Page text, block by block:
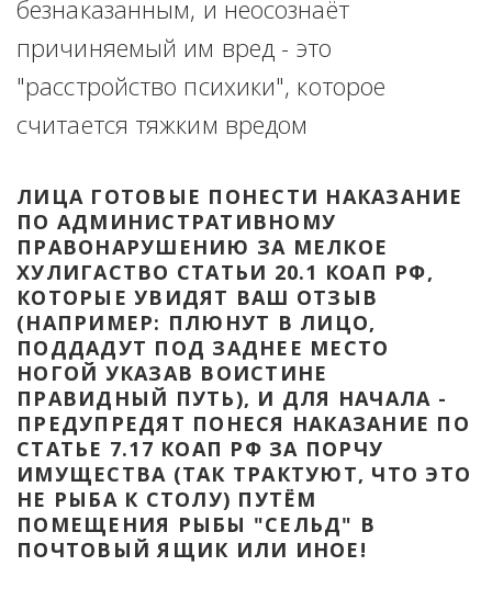
безнаказанным, и неосознаёт
причиняемый им вред - это
"расстройство психики", которое
считается тяжким вредом
ЛИЦА ГОТОВЫЕ ПОНЕСТИ НАКАЗАНИЕ
ПО АДМИНИСТРАТИВНОМУ
ПРАВОНАРУШЕНИЮ ЗА МЕЛКОЕ
ХУЛИГАСТВО СТАТЬИ 20.1 КОАП РФ,
КОТОРЫЕ УВИДЯТ ВАШ ОТЗЫВ
(НАПРИМЕР: ПЛЮНУТ В ЛИЦО,
ПОДДАДУТ ПОД ЗАДНЕЕ МЕСТО
НОГОЙ УКАЗАВ ВОИСТИНЕ
ПРАВИДНЫЙ ПУТЬ), И ДЛЯ НАЧАЛА -
ПРЕДУПРЕДЯТ ПОНЕСЯ НАКАЗАНИЕ ПО
СТАТЬЕ 7.17 КОАП РФ ЗА ПОРЧУ
ИМУЩЕСТВА (ТАК ТРАКТУЮТ, ЧТО ЭТО
НЕ РЫБА К СТОЛУ) ПУТЁМ
ПОМЕЩЕНИЯ РЫБЫ "СЕЛЬД" В
ПОЧТОВЫЙ ЯЩИК ИЛИ ИНОЕ!